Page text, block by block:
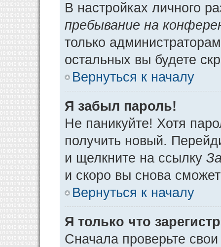
В настройках личного
пребывание на
только
остальных вы будете
Вернуться к началу
Я забыл пароль!
Не паникуйте! Хотя
получить новый.
и щелкните на ссылку
и скоро вы снова
Вернуться к началу
Я только что
Сначала проверьте